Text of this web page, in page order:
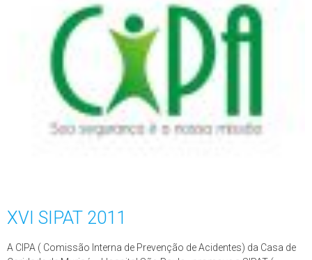
XVI SIPAT 2011
A CIPA ( Comissão Interna de Prevenção de Acidentes) da Casa de